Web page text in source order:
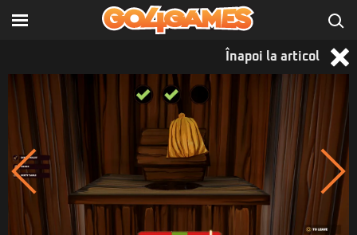
Înapoi la articol